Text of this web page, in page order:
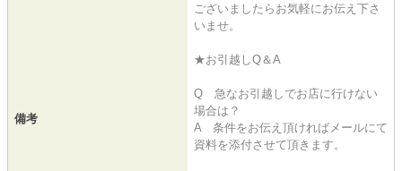
備考
ございましたらお気軽にお伝え下さ
いませ。
★お引越しQ＆A
Q 急なお引越しでお店に行けない
場合は？
A 条件をお伝え頂ければメールにて
資料を添付させて頂きます。